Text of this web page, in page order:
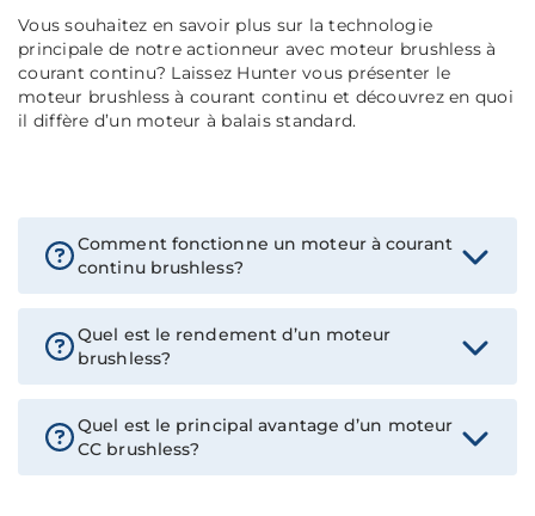
Vous souhaitez en savoir plus sur la technologie
principale de notre actionneur avec moteur brushless à
courant continu? Laissez Hunter vous présenter le
moteur brushless à courant continu et découvrez en quoi
il diffère d’un moteur à balais standard.
Comment fonctionne un moteur à courant
continu brushless?
Quel est le rendement d’un moteur
brushless?
Quel est le principal avantage d’un moteur
CC brushless?